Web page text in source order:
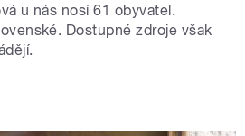
u nás nosí 61 obyvatel.
Dostupné zdroje však